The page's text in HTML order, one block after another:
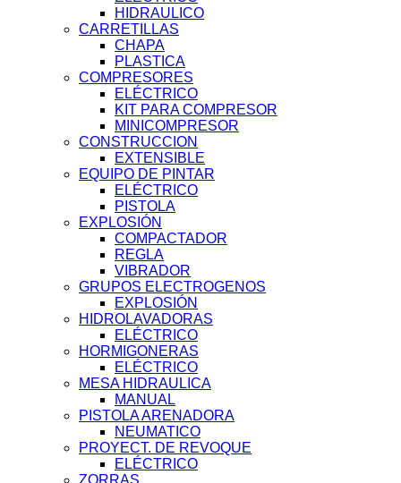
HIDRAULICO
CARRETILLAS
CHAPA
PLASTICA
COMPRESORES
ELÉCTRICO
KIT PARA COMPRESOR
MINICOMPRESOR
CONSTRUCCION
EXTENSIBLE
EQUIPO DE PINTAR
ELÉCTRICO
PISTOLA
EXPLOSIÓN
COMPACTADOR
REGLA
VIBRADOR
GRUPOS ELECTROGENOS
EXPLOSIÓN
HIDROLAVADORAS
ELÉCTRICO
HORMIGONERAS
ELÉCTRICO
MESA HIDRAULICA
MANUAL
PISTOLA ARENADORA
NEUMATICO
PROYECT. DE REVOQUE
ELÉCTRICO
ZORRAS